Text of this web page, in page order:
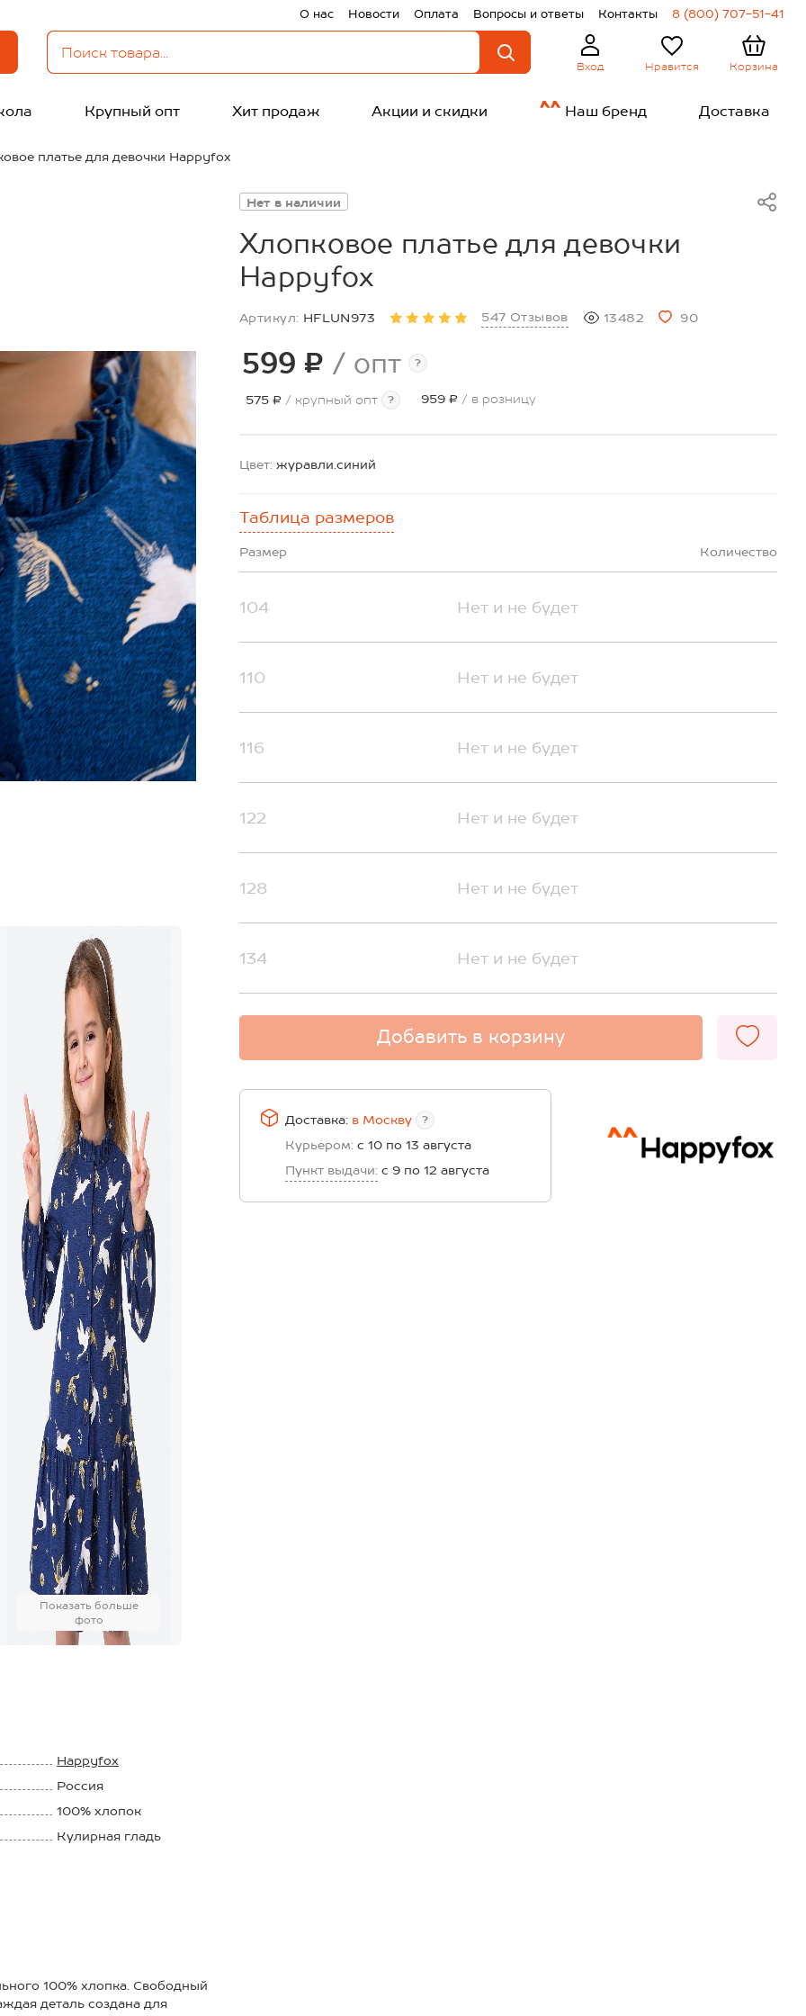
О нас Новости Оплата Вопросы и ответы Контакты 8 (800) 707-51-41
Вход Нравится Корзина
Крупный опт Хит продаж Акции и скидки Наш бренд Доставка
платье для девочки Happyfox
Показать больше
фото
Нет в наличии
Хлопковое платье для девочки
Happyfox
Артикул: HFLUN973 547 Отзывов 13482 90
599 ₽ / опт ?
575 ₽ / крупный опт ? 959 ₽ / в розницу
Цвет: журавли.синий
Таблица размеров
Размер Количество
104 Нет и не будет
110 Нет и не будет
116 Нет и не будет
122 Нет и не будет
128 Нет и не будет
134 Нет и не будет
Добавить в корзину
Доставка: в Москву ?
Курьером: с 10 по 13 августа
Пункт выдачи: с 9 по 12 августа
Happyfox
Россия
100% хлопок
Кулирная гладь
100% хлопка. Свободный
деталь создана для